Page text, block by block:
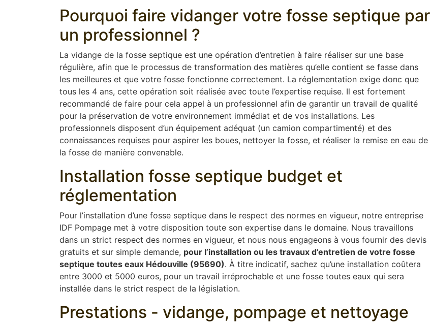
Pourquoi faire vidanger votre fosse septique par
un professionnel ?
La vidange de la fosse septique est une opération d’entretien à faire réaliser sur une base
régulière, afin que le processus de transformation des matières qu’elle contient se fasse dans
les meilleures et que votre fosse fonctionne correctement. La réglementation exige donc que
tous les 4 ans, cette opération soit réalisée avec toute l’expertise requise. Il est fortement
recommandé de faire pour cela appel à un professionnel afin de garantir un travail de qualité
pour la préservation de votre environnement immédiat et de vos installations. Les
professionnels disposent d’un équipement adéquat (un camion compartimenté) et des
connaissances requises pour aspirer les boues, nettoyer la fosse, et réaliser la remise en eau de
la fosse de manière convenable.
Installation fosse septique budget et
réglementation
Pour l’installation d’une fosse septique dans le respect des normes en vigueur, notre entreprise
IDF Pompage met à votre disposition toute son expertise dans le domaine. Nous travaillons
dans un strict respect des normes en vigueur, et nous nous engageons à vous fournir des devis
gratuits et sur simple demande, pour l’installation ou les travaux d’entretien de votre fosse
septique toutes eaux Hédouville (95690). À titre indicatif, sachez qu’une installation coûtera
entre 3000 et 5000 euros, pour un travail irréprochable et une fosse toutes eaux qui sera
installée dans le strict respect de la législation.
Prestations - vidange, pompage et nettoyage